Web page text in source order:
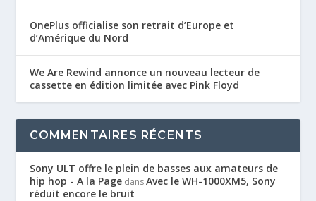
OnePlus officialise son retrait d’Europe et
d’Amérique du Nord
We Are Rewind annonce un nouveau lecteur de
cassette en édition limitée avec Pink Floyd
COMMENTAIRES RÉCENTS
Sony ULT offre le plein de basses aux amateurs de
hip hop - A la Page dansAvec le WH-1000XM5, Sony
réduit encore le bruit